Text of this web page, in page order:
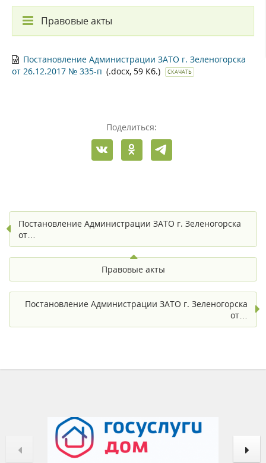
Правовые акты
Постановление Администрации ЗАТО г. Зеленогорска
от 26.12.2017 № 335-п (.docx, 59 Кб.) СКАЧАТЬ
Поделиться:
Постановление Администрации ЗАТО г. Зеленогорска
от…
Правовые акты
Постановление Администрации ЗАТО г. Зеленогорска
от…